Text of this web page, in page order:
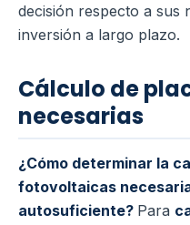
decisión respecto a sus
inversión a largo plazo.
Cálculo de
necesarias
¿Cómo determinar la
fotovoltaicas
autosuficiente? Para